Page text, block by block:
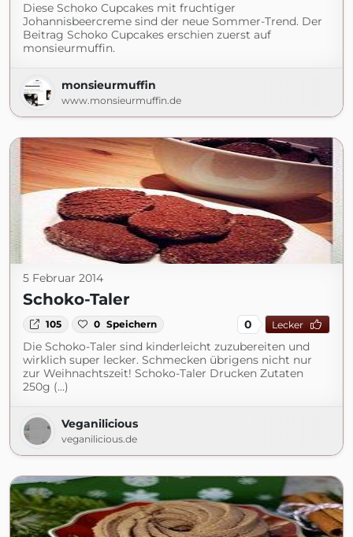
Diese Schoko Cupcakes mit fruchtiger
Johannisbeercreme sind der neue Sommer-Trend. Der
Beitrag Schoko Cupcakes erschien zuerst auf
monsieurmuffin.
monsieurmuffin
www.monsieurmuffin.de
5 Februar 2014
Schoko-Taler
105 0 Speichern 0 Lecker
Die Schoko-Taler sind kinderleicht zuzubereiten und
wirklich super lecker. Schmecken übrigens nicht nur
zur Weihnachtszeit! Schoko-Taler Drucken Zutaten
250g (...)
Veganilicious
veganilicious.de